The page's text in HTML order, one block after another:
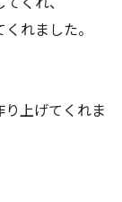
れました。
上げてくれま